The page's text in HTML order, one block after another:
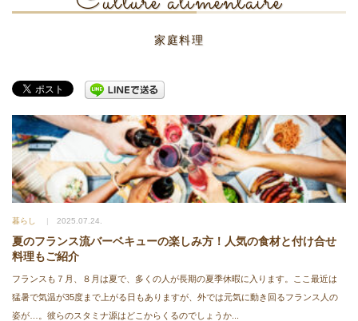
家庭料理
暮らし 2025.07.24.
夏のフランス流バーベキューの楽しみ方！人気の食材と付け合せ
料理もご紹介
フランスも７月、８月は夏で、多くの人が長期の夏季休暇に入ります。ここ最近は
猛暑で気温が35度まで上がる日もありますが、外では元気に動き回るフランス人の
姿が…。彼らのスタミナ源はどこからくるのでしょうか...